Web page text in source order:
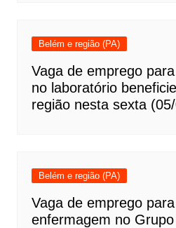
Belém e região (PA)
Vaga de emprego
no laboratório
região nesta sexta
Belém e região (PA)
Vaga de emprego
enfermagem no